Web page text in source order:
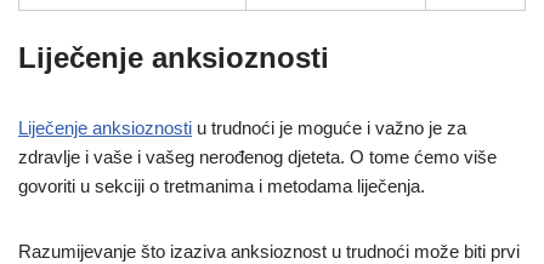
Liječenje anksioznosti
Liječenje anksioznosti u trudnoći je moguće i važno je za
zdravlje i vaše i vašeg nerođenog djeteta. O tome ćemo više
govoriti u sekciji o tretmanima i metodama liječenja.
Razumijevanje što izaziva anksioznost u trudnoći može biti prvi